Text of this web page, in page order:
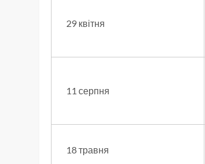
29 квітня
11 серпня
18 травня